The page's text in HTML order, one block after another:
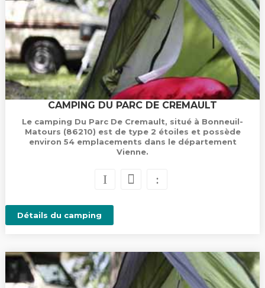
CAMPING DU PARC DE CREMAULT
Le camping Du Parc De Cremault, situé à Bonneuil-
Matours (86210) est de type 2 étoiles et possède
environ 54 emplacements dans le département
Vienne.
Détails du camping